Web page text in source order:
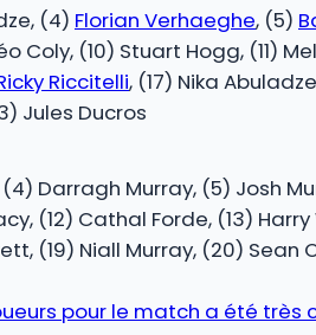
(4) Florian Verhaeghe, (5)
Coly, (10) Stuart Hogg, (11)
Riccitelli, (17) Nika
Jules Ducros
Darragh Murray, (5) Josh
(12) Cathal Forde, (13)
(19) Niall Murray, (20) Sean
pour le match a été très